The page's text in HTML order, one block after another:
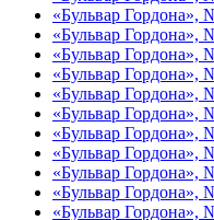
«Бульвар Гордона»,
«Бульвар Гордона»,
«Бульвар Гордона»,
«Бульвар Гордона»,
«Бульвар Гордона»,
«Бульвар Гордона»,
«Бульвар Гордона»,
«Бульвар Гордона»,
«Бульвар Гордона»,
«Бульвар Гордона»,
«Бульвар Гордона»,